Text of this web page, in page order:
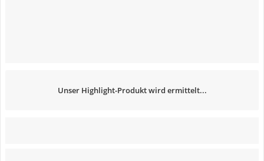
Unser Highlight-Produkt wird ermittelt...